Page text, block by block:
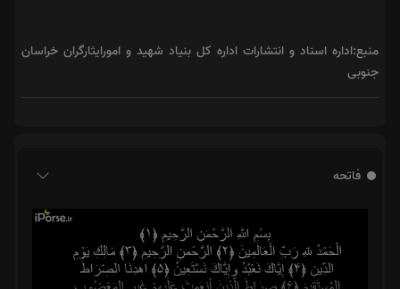
منبع:اداره اسناد و انتشارات اداره کل بنیاد شهید و امورایثارگران خراسان
جنوبی
فاتحه